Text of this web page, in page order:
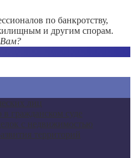
по банкротству,
и другим спорам.
лиц
в гражданском суде
с недвижимостью
территорий